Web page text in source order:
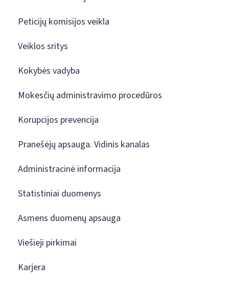
Peticijų komisijos veikla
Veiklos sritys
Kokybės vadyba
Mokesčių administravimo procedūros
Korupcijos prevencija
Pranešėjų apsauga. Vidinis kanalas
Administracinė informacija
Statistiniai duomenys
Asmens duomenų apsauga
Viešieji pirkimai
Karjera